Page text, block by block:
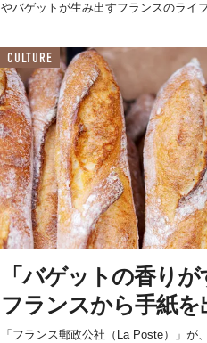
やバゲットが生み出すフランスのライ
CULTURE
「バゲットの香りが
フランスから手紙を
「フランス郵政公社（La Poste）」が